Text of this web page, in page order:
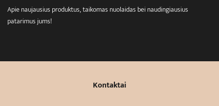
Apie naujausius produktus, taikomas nuolaidas bei naudingiausius
patarimus jums!
Kontaktai